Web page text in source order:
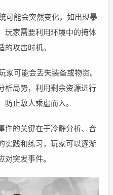
可能会突然变化，如出现暴
玩家需要利用环境中的掩体
攻击时机。
可能会丢失装备或物资。
析局势，利用剩余资源进行
止敌人乘虚而入。
件的关键在于冷静分析、合
实践和练习，玩家可以逐渐
突发事件。